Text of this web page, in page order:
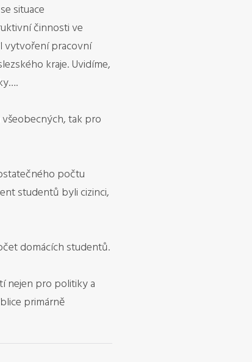
situace
činnosti ve
vytvoření pracovní
kraje. Uvidíme,
tak pro
počtu
studentů byli cizinci,
domácích studentů.
nejen pro politiky a
primárně